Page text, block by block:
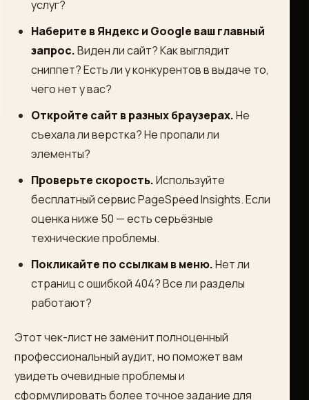
услуг?
Наберите в Яндекс и Google ваш главный
запрос.Виден ли сайт? Как выглядит
сниппет? Есть ли у конкурентов в выдаче то,
чего нет у вас?
Откройте сайт в разных браузерах.Не
съехала ли верстка? Не пропали ли
элементы?
Проверьте скорость.Используйте
бесплатный сервис PageSpeed Insights. Если
оценка ниже 50 — есть серьёзные
технические проблемы.
Покликайте по ссылкам в меню.Нет ли
страниц с ошибкой 404? Все ли разделы
работают?
Этот чек-лист не заменит полноценный
профессиональный аудит, но поможет вам
увидеть очевидные проблемы и
сформулировать более точное задание для